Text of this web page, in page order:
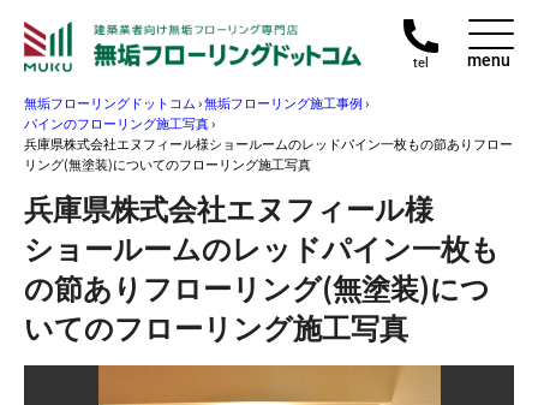
tel menu
無垢フローリングドットコム›無垢フローリング施工事例›
パインのフローリング施工写真›
兵庫県株式会社エヌフィール様ショールームのレッドパイン一枚もの節ありフロー
リング(無塗装)についてのフローリング施工写真
兵庫県株式会社エヌフィール様
ショールームのレッドパイン一枚も
の節ありフローリング(無塗装)につ
いてのフローリング施工写真